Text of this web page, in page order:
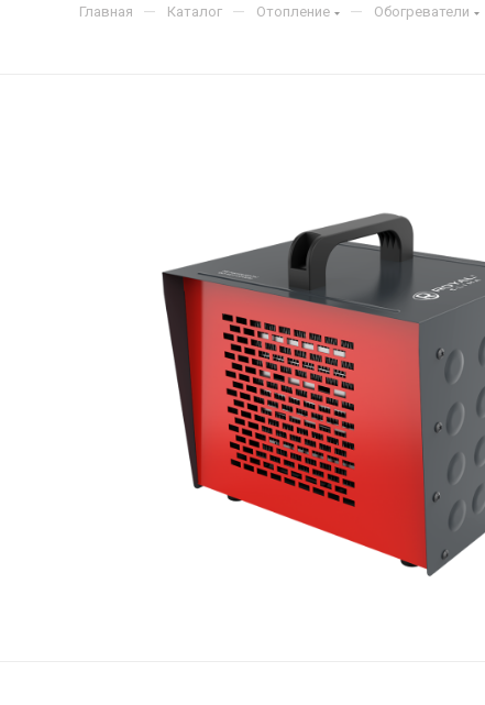
Главная — Каталог — Отопление — Обогреватели